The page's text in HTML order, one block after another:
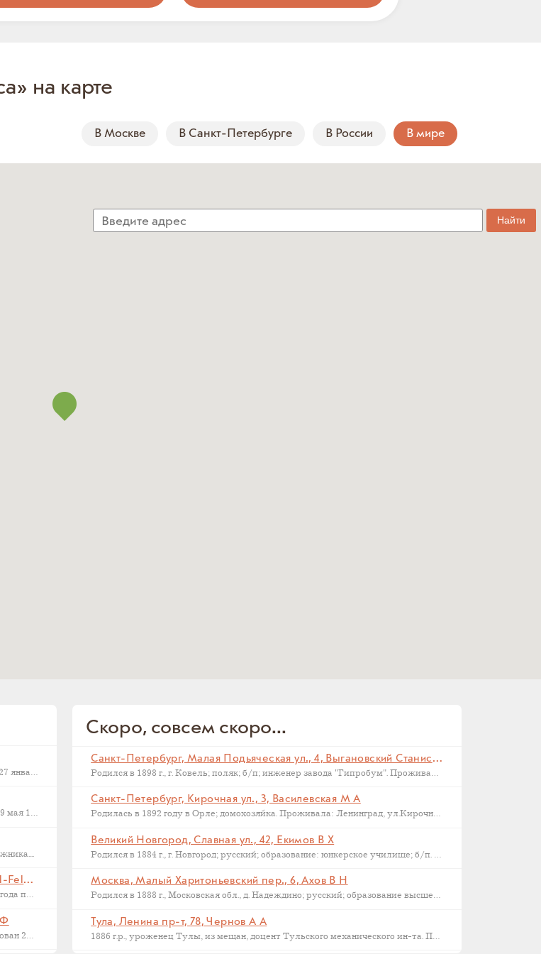
на карте
В Москве В Санкт-Петербурге В России В мире
Последний адрес Дмитрия Федоровича Макарова, шофера. Арестован 27 января 1937...
Последний адрес Захара Петровича Филиппова, инженера. Арестован 9 мая 1933...
Франкфурт на Одере, Германия, Франкфурт-на-Одере,Paul-Feldner-Straße, 13, Кампиони Х Г
Последний адрес Хорста Кампиони, фотожурналиста. 26 декабря 1952 года приговорен...
Последний адрес Федора Федоровича Фогт-Витлока, инженера. Арестован 27 июня...
Скоро, совсем скоро...
Санкт-Петербург, Малая Подьяческая ул., 4, Выгановский Станислав С (
Родился в 1898 г., г. Ковель; поляк; б/п; инженер завода "Гипробум". Проживал: Ленинград, Малая Подьяческая ул., д.4, кв.18. Арестован 16 сентября 1937 г. Приговорен: Комиссия НКВД и прокуратуры СССР 23 сентября 1937 г., обв.: 58-6-9-11 УК РСФСР. Расстрелян 28 сентября 1937 г. Реабилитирован 16.09.1957.
Санкт-Петербург, Кирочная ул., 3, Василевская М А
Родилась в 1892 году в Орле; домохозяйка. Проживала: Ленинград, ул.Кирочная, д.3, кв.2. Арестована: сентябрь-ноябрь 1937 года. Была сослана в Казахстан как ЧСИР. Умерла в 1944-45 г, село Манкент, Южный Казахстан.
Великий Новгород, Славная ул., 42, Екимов В Х
Родился в 1884 г., г. Новгород; русский; образование: юнкерское училище; б/п. Счетовод леспромхоза. Проживал: г. Новгород. Арестован 18 марта 1931 г. Приговорен: 23 апреля 1931 г. Приговор: Дело прекращено, освобожден. Бухгалтер артели "Сапожник". Арестован 2 апреля 1938 г. Приговор: ВМН.
Москва, Малый Харитоньевский пер., 6, Ахов В Н
Родился в 1888 г., Московская обл., д. Надеждино; русский; образование высшее; член ВКП(б); преподаватель Военной Академии РККА. Проживал: Москва, ул. М. Харитоньевская, 6-4. Арестован 31 декабря 1932 г. Приговорен: Коллегией ОГПУ 17 февраля 1933 г., обв.: террористической деятельности, к.-р. агитации и пропаганде. Расстрелян 21 марта 1933 г. Место захоронения – Москва, Ваганьковское кладбище. Реабилитирован 6 марта 1958 г.
Тула, Ленина пр-т, 78, Чернов А А
1886 г.р., уроженец Тулы, из мещан, доцент Тульского механического ин-та. Проживал: Тула, ул. Коммунаров 122, кв. 17. Арестован 24 января 1938 г. Обвинение: участник контрреволюционной эсеровской организации г. Тулы. Дата смерти – 9 октября 1938 года. Реабилитирован в 1955 году.